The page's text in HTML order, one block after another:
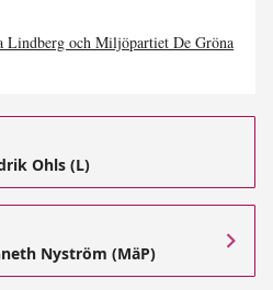
Lindberg och Miljöpartiet De Gröna
Ohls (L)
Nyström (MäP)